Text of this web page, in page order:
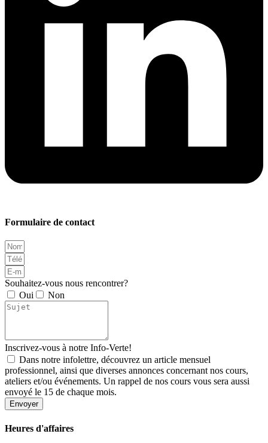
Formulaire de contact
Souhaitez-vous nous rencontrer?
Oui
Non
Inscrivez-vous à notre Info-Verte!
Dans notre infolettre, découvrez un article mensuel
professionnel, ainsi que diverses annonces concernant nos cours,
ateliers et/ou événements. Un rappel de nos cours vous sera aussi
envoyé le 15 de chaque mois.
Envoyer
Heures d'affaires